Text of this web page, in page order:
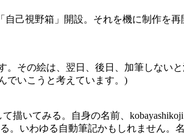
自己視野箱」開設。それを機に制作を
その絵は、翌日、後日、加筆しない
でいこうと考えています。)
描いてみる。自身の名前、
。いわゆる自動筆記かもしれません。